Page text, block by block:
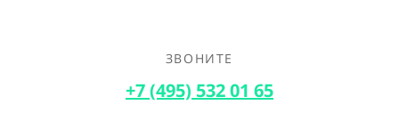
ЗВОНИТЕ
+7 (495) 532 01 65